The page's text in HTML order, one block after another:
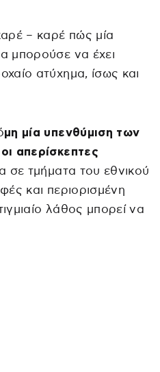
– καρέ πώς μία
μπορούσε να έχει
ατύχημα, ίσως και
μη μία υπενθύμιση των
απερίσκεπτες
σε τμήματα του εθνικού
και περιορισμένη
λάθος μπορεί να